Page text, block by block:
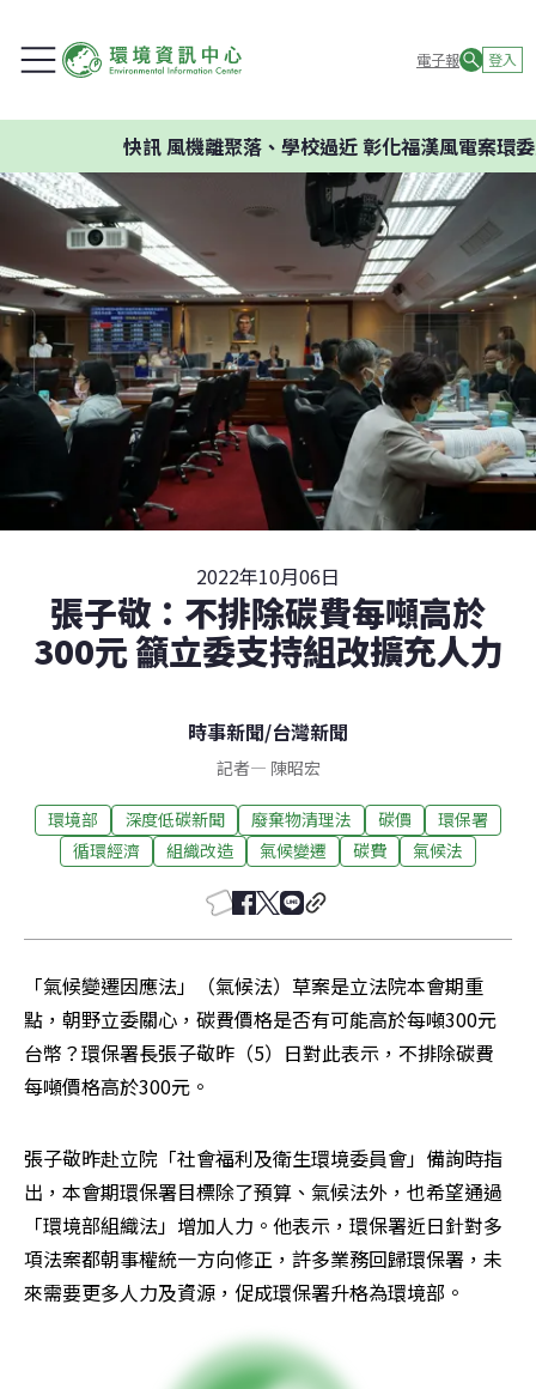
電子報 登入
風機離聚落、學校過近 彰化福漢風電案環委建議
2022年10月06日
張子敬：不排除碳費每噸高於
300元 籲立委支持組改擴充人力
時事新聞/台灣新聞
記者— 陳昭宏
環境部 深度低碳新聞 廢棄物清理法 碳價
環保署
循環經濟
組織改造 氣候變遷 碳費 氣候法
「氣候變遷因應法」（氣候法）草案是立法院本會期重
點，朝野立委關心，碳費價格是否有可能高於每噸300元
台幣？環保署長張子敬昨（5）日對此表示，不排除碳費
每噸價格高於300元。
張子敬昨赴立院「社會福利及衛生環境委員會」備詢時指
出，本會期環保署目標除了預算、氣候法外，也希望通過
「環境部組織法」增加人力。他表示，環保署近日針對多
項法案都朝事權統一方向修正，許多業務回歸環保署，未
來需要更多人力及資源，促成環保署升格為環境部。